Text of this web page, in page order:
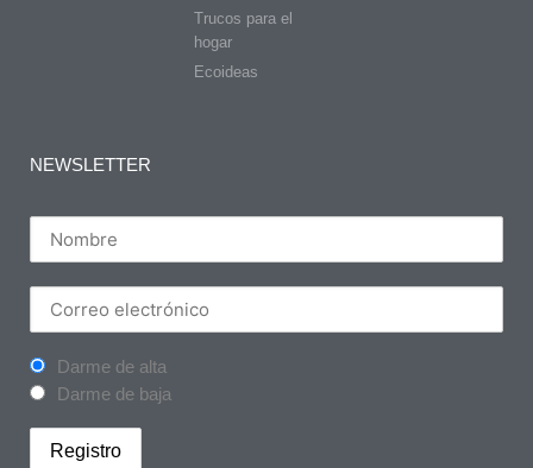
Trucos para el
hogar
Ecoideas
NEWSLETTER
Darme de alta
Darme de baja